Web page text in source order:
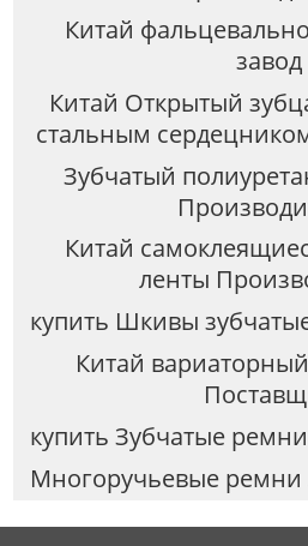
Китай
завод
Китай Открытый
стальным
Зубчатый
Китай
ленты
купить Шкивы
Китай
купить Зубчатые
Многоручьевые ремни